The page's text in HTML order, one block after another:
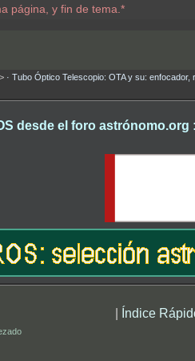
página, y fin de tema.*
> · Tubo Óptico Telescopio: OTA y su:
desde el foro astrónomo.org
| Índice